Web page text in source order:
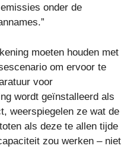
onder de
moeten houden met
om ervoor te
voor
wordt geïnstalleerd als
weerspiegelen ze wat de
als deze te allen tijde
zou werken – niet